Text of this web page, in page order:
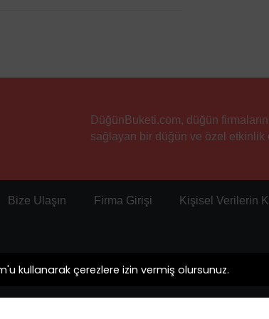
31.000 TL'den başlayan
ve suitler için girişler
yemeği ise 19:30 - 22:00
DüğünBuketi.com, düğün
sağlayan bir düğün ve özel etkinlik
Bize Ulaşın Firma Girişi Kişisel Verilerin
kullanarak çerezlere izin vermiş olursunuz.